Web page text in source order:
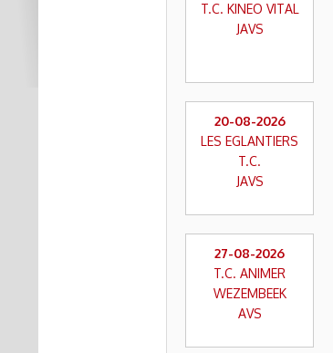
T.C. KINEO VITAL
JAVS
20-08-2026
LES EGLANTIERS
T.C.
JAVS
27-08-2026
T.C. ANIMER
WEZEMBEEK
AVS